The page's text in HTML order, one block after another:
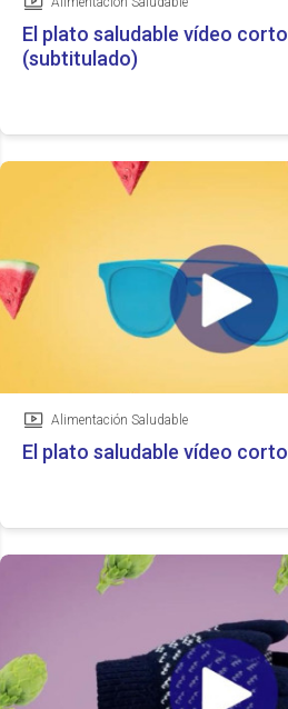
Vídeo
El plato saludable vídeo corto
(subtitulado)
Vídeo
Alimentación Saludable
El plato saludable vídeo